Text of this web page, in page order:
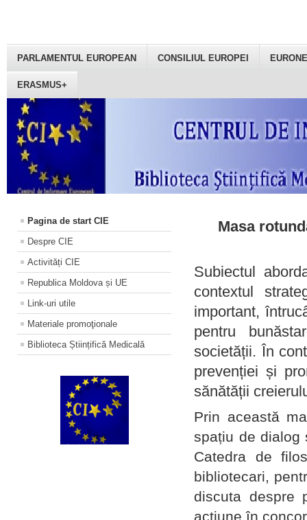
PARLAMENTUL EUROPEAN CONSILIUL EUROPEI
ERASMUS+
Pagina de start CIE
Despre CIE
Activități CIE
Republica Moldova și UE
Link-uri utile
Materiale promoţionale
Biblioteca Științifică Medicală
Masa
Subiectul
contextul
important,
pentru
societății. În
prevenției și
sănătății
Prin această
spațiu de dialog
Catedra de
bibliotecari,
discuta despre
acțiune în